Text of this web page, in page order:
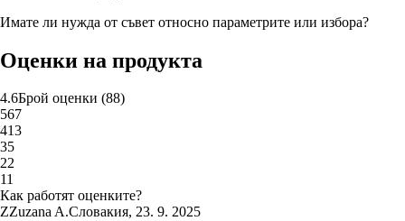
Имате ли нужда от съвет относно параметрите или избора?
Оценки на продукта
4.6Брой оценки (88)
567
413
35
22
11
Как работят оценките?
ZZuzana A.Словакия, 23. 9. 2025